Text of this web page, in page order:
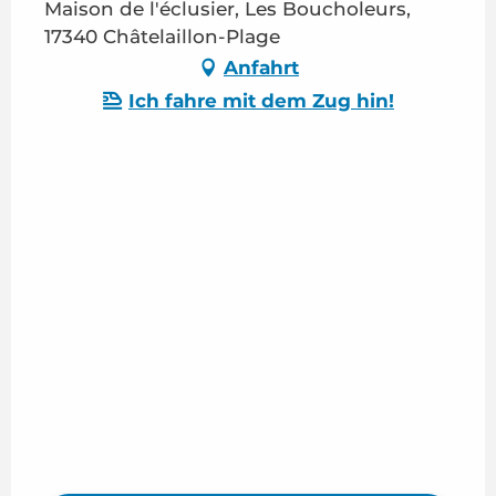
Maison de l'éclusier, Les Boucholeurs,
17340 Châtelaillon-Plage
Anfahrt
Ich fahre mit dem Zug hin!